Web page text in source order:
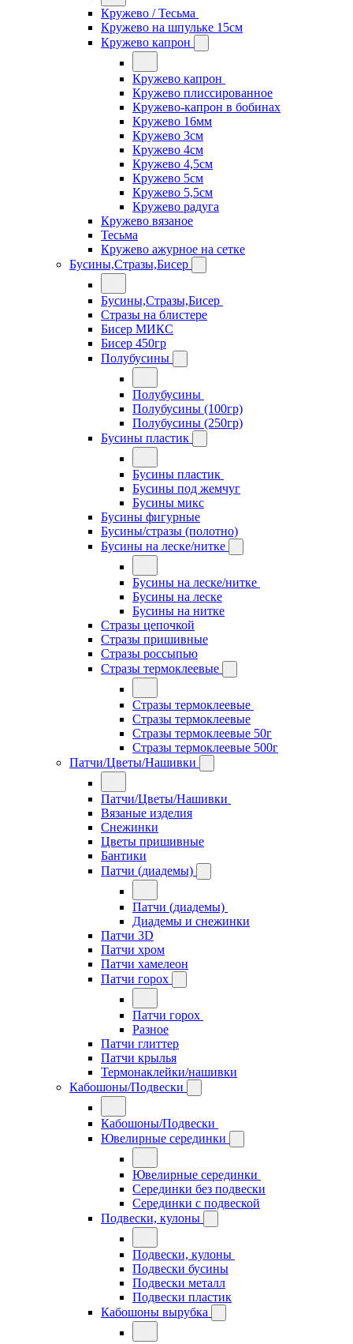
Кружево / Тесьма
Кружево на шпульке 15см
Кружево капрон
Кружево капрон
Кружево плиссированное
Кружево-капрон в бобинах
Кружево 16мм
Кружево 3см
Кружево 4см
Кружево 4,5см
Кружево 5см
Кружево 5,5см
Кружево радуга
Кружево вязаное
Тесьма
Кружево ажурное на сетке
Бусины,Стразы,Бисер
Бусины,Стразы,Бисер
Стразы на блистере
Бисер МИКС
Бисер 450гр
Полубусины
Полубусины
Полубусины (100гр)
Полубусины (250гр)
Бусины пластик
Бусины пластик
Бусины под жемчуг
Бусины микс
Бусины фигурные
Бусины/стразы (полотно)
Бусины на леске/нитке
Бусины на леске/нитке
Бусины на леске
Бусины на нитке
Стразы цепочкой
Стразы пришивные
Стразы россыпью
Стразы термоклеевые
Стразы термоклеевые
Стразы термоклеевые
Стразы термоклеевые 50г
Стразы термоклеевые 500г
Патчи/Цветы/Нашивки
Патчи/Цветы/Нашивки
Вязаные изделия
Снежинки
Цветы пришивные
Бантики
Патчи (диадемы)
Патчи (диадемы)
Диадемы и снежинки
Патчи 3D
Патчи хром
Патчи хамелеон
Патчи горох
Патчи горох
Разное
Патчи глиттер
Патчи крылья
Термонаклейки/нашивки
Кабошоны/Подвески
Кабошоны/Подвески
Ювелирные серединки
Ювелирные серединки
Серединки без подвески
Серединки с подвеской
Подвески, кулоны
Подвески, кулоны
Подвески бусины
Подвески металл
Подвески пластик
Кабошоны вырубка